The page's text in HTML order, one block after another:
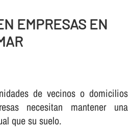
EMPRESAS EN
de vecinos o domicilios
necesitan mantener una
que su suelo.